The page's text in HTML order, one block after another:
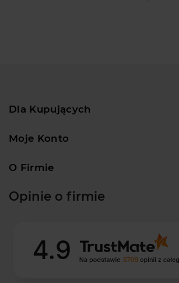
Dla Kupujących
Moje Konto
O Firmie
Opinie o firmie